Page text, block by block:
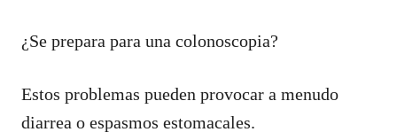
¿Se prepara para una colonoscopia?
Estos problemas pueden provocar a menudo
diarrea o espasmos estomacales.